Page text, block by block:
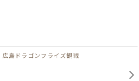
広島ドラゴンフライズ観戦